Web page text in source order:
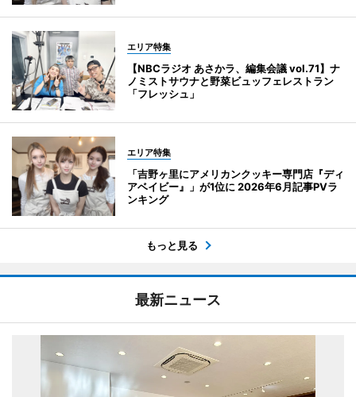
エリア特集
【NBCラジオ あさかラ、編集会議 vol.71】ナ
ノミストサウナと野菜ビュッフェレストラン
「フレッシュ」
エリア特集
「吉野ヶ里にアメリカンクッキー専門店『ディ
アベイビー』」が1位に 2026年6月記事PVラ
ンキング
もっと見る
最新ニュース